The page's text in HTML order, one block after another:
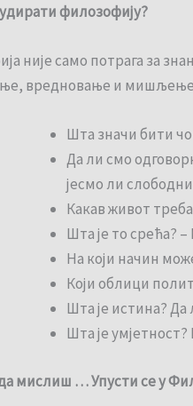
филозофију?
није само потрага за
вредновање и мишљење
Шта значи бити
Да ли смо
јесмо ли
Какав живот
Шта је то срећа?
На који начин
Који облици
Шта је истина?
Шта је
мислиш … Упусти се у